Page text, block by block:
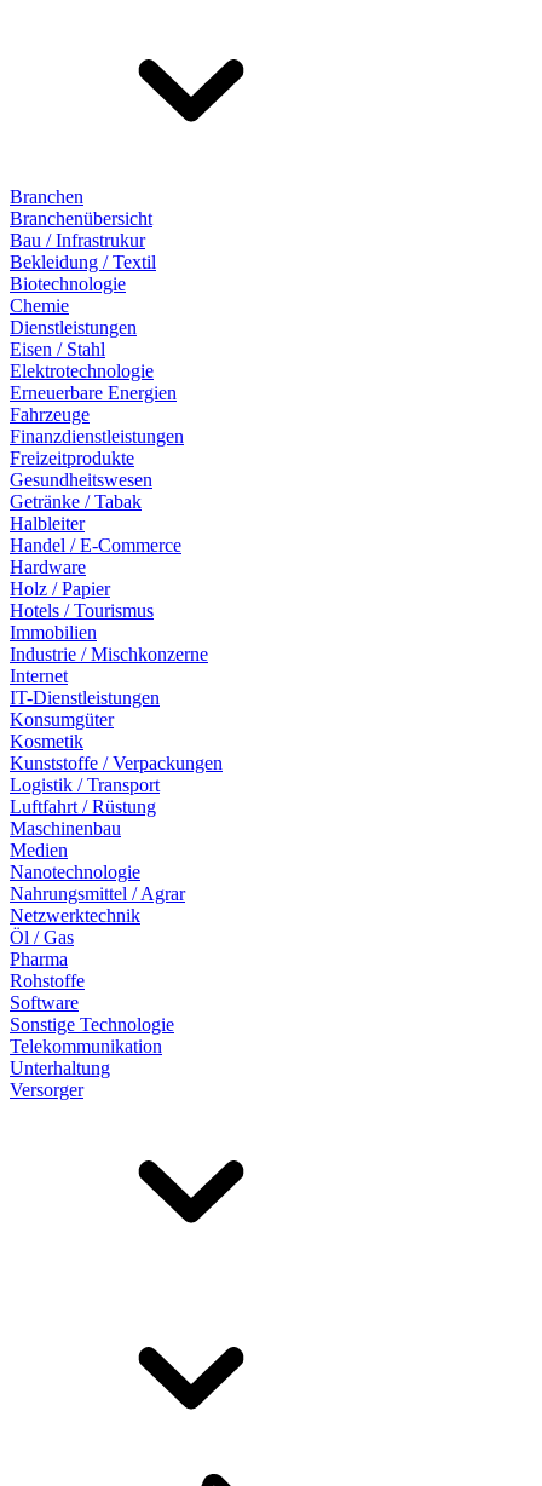
Branchen
Branchenübersicht
Bau / Infrastrukur
Bekleidung / Textil
Biotechnologie
Chemie
Dienstleistungen
Eisen / Stahl
Elektrotechnologie
Erneuerbare Energien
Fahrzeuge
Finanzdienstleistungen
Freizeitprodukte
Gesundheitswesen
Getränke / Tabak
Halbleiter
Handel / E-Commerce
Hardware
Holz / Papier
Hotels / Tourismus
Immobilien
Industrie / Mischkonzerne
Internet
IT-Dienstleistungen
Konsumgüter
Kosmetik
Kunststoffe / Verpackungen
Logistik / Transport
Luftfahrt / Rüstung
Maschinenbau
Medien
Nanotechnologie
Nahrungsmittel / Agrar
Netzwerktechnik
Öl / Gas
Pharma
Rohstoffe
Software
Sonstige Technologie
Telekommunikation
Unterhaltung
Versorger